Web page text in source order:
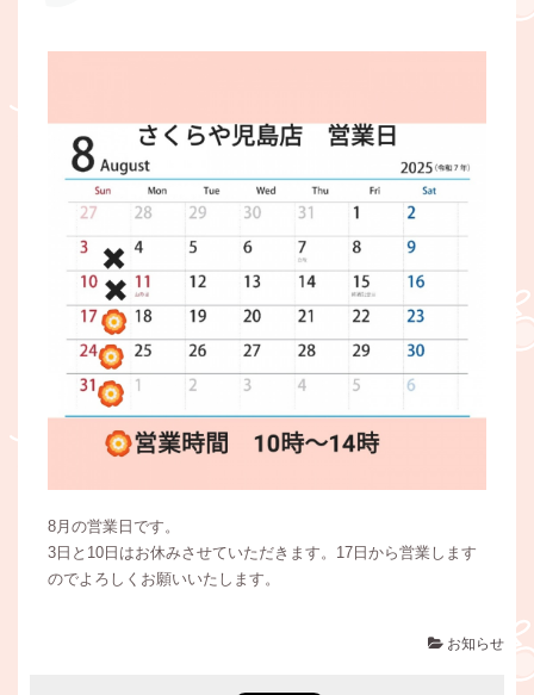
8月の営業日です。
3日と10日はお休みさせていただきます。17日から営業します
のでよろしくお願いいたします。
お知らせ